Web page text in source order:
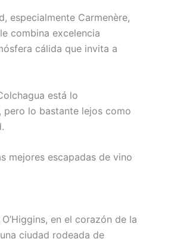
especialmente Carmenère,
combina excelencia
cálida que invita a
está lo
lo bastante lejos como
mejores escapadas de vino
en el corazón de la
ciudad rodeada de